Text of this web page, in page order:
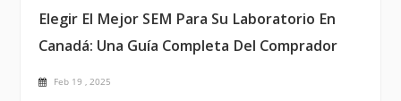
Elegir El Mejor SEM Para Su Laboratorio En
Canadá: Una Guía Completa Del Comprador
Feb 19 , 2025